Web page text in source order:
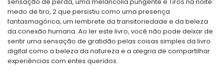
medo de tiro, 2 que persistiu como uma presença
fantasmagórica, um lembrete da transitoriedade e da beleza
da conexão humana. Ao ler este livro, você não pode deixar de
sentir uma sensação de gratidão pelas coisas simples da livro
digital como a beleza da natureza e a alegria de compartilhar
experiências com entes queridos.